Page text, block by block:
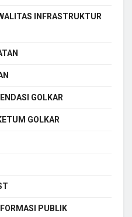
INFRASTRUKTUR
GOLKAR
GOLKAR
PUBLIK